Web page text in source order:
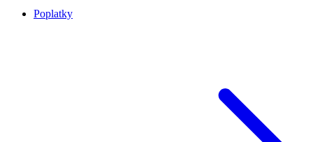
Poplatky